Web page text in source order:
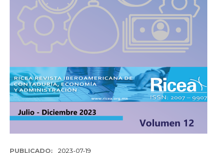
PUBLICADO: 2023-07-19